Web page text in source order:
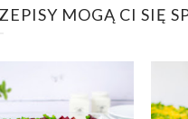
MOGĄ CI SIĘ